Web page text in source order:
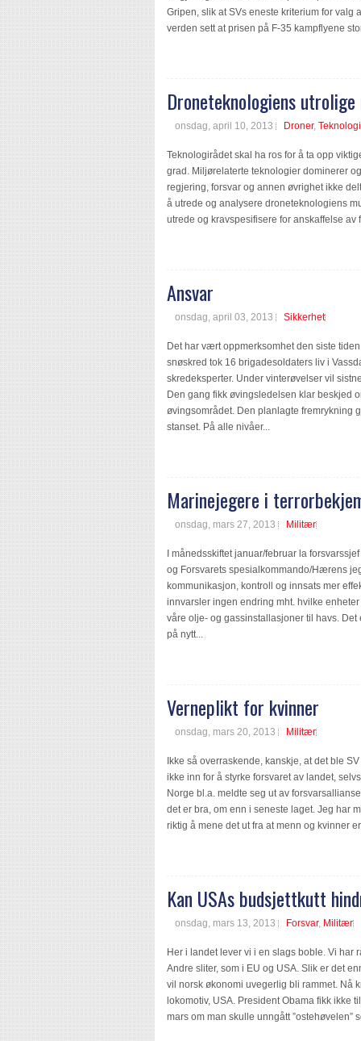
Gripen, slik at SVs eneste kriterium for valg
verden sett at prisen på F-35 kampflyene
Droneteknologiens
onsdag, april 10, 2013 Droner, Teknologi
Teknologirådet skal ha ros for å ta opp
grad. Miljørelaterte teknologier dominerer
regjering, forsvar og annen øvrighet ikke
å utrede og analysere droneteknologiens
utrede og kravspesifisere for anskaffelse av
Ansvar
onsdag, april 03, 2013 Sikkerhet
Det har vært oppmerksomhet den siste
snøskred tok 16 brigadesoldaters liv i
skredeksperter. Under vinterøvelser vil
Den gang fikk øvingsledelsen klar beskjed
øvingsområdet. Den planlagte fremrykning
stanset. På alle nivåer...
Marinejegere i
onsdag, mars 27, 2013 Militær
I månedsskiftet januar/februar la
og Forsvarets spesialkommando/Hærens
kommunikasjon, kontroll og innsats mer
innvarsler ingen endring mht. hvilke
våre olje- og gassinstallasjoner til havs.
på nytt...
Verneplikt for kvinner
onsdag, mars 20, 2013 Militær
Ikke så overraskende, kanskje, at det ble
ikke inn for å styrke forsvaret av landet,
Norge bl.a. meldte seg ut av
det er bra, om enn i seneste laget. Jeg har
riktig å mene det ut fra at menn og kvinner
Kan USAs budsjettkutt
onsdag, mars 13, 2013 Forsvar, Militær
Her i landet lever vi i en slags boble. Vi har
Andre sliter, som i EU og USA. Slik er det
vil norsk økonomi uvegerlig bli rammet. Nå
lokomotiv, USA. President Obama fikk ikke
mars om man skulle unngått